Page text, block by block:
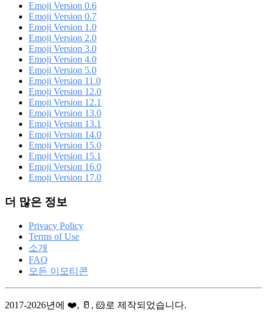
Emoji Version 0.6
Emoji Version 0.7
Emoji Version 1.0
Emoji Version 2.0
Emoji Version 3.0
Emoji Version 4.0
Emoji Version 5.0
Emoji Version 11.0
Emoji Version 12.0
Emoji Version 12.1
Emoji Version 13.0
Emoji Version 13.1
Emoji Version 14.0
Emoji Version 15.0
Emoji Version 15.1
Emoji Version 16.0
Emoji Version 17.0
더 많은 정보
Privacy Policy
Terms of Use
소개
FAQ
모든 이모티콘
2017-2026년에 ❤️, 🥛, 🐹로 제작되었습니다.